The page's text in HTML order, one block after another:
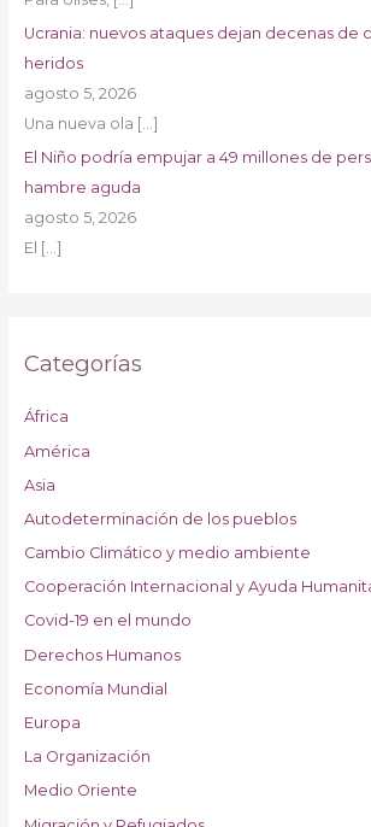
Ucrania: nuevos ataques dejan decenas de
heridos
agosto 5, 2026
Una nueva ola […]
El Niño podría empujar a 49 millones de
hambre aguda
agosto 5, 2026
El […]
Categorías
África
América
Asia
Autodeterminación de los pueblos
Cambio Climático y medio ambiente
Cooperación Internacional y Ayuda
Covid-19 en el mundo
Derechos Humanos
Economía Mundial
Europa
La Organización
Medio Oriente